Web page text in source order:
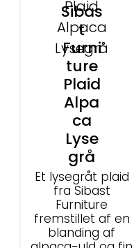
Sibas
t
Furni
ture
Plaid
Alpa
ca
Lyse
grå
Et lysegråt plaid
fra Sibast
Furniture
fremstillet af en
blanding af